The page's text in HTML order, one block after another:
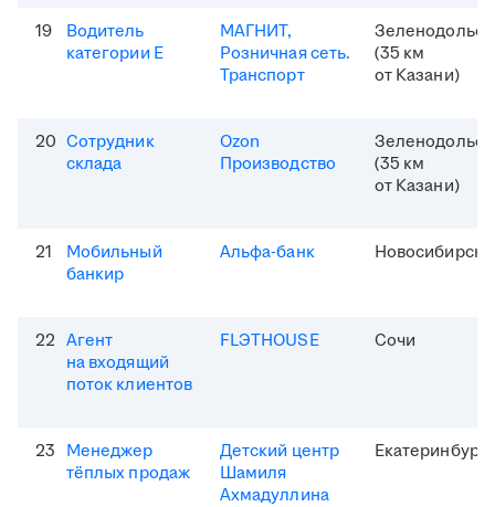
19
Водитель
категории Е
МАГНИТ,
Розничная сеть.
Транспорт
Зеленодольск
(35 км
от Казани)
20 Сотрудник
склада
Ozon
Производство
Зеленодольск
(35 км
от Казани)
21
Мобильный
банкир
Альфа-банк Новосибирск
22 Агент
на входящий
поток клиентов
FLЭTHOUSE Сочи
23 Менеджер
тёплых продаж
Детский центр
Шамиля
Ахмадуллина
Екатеринбург